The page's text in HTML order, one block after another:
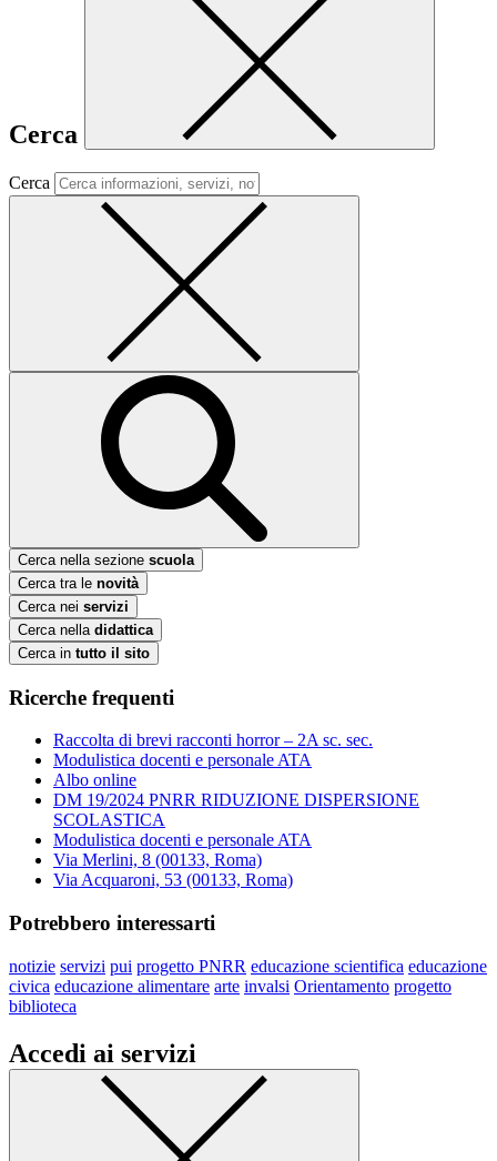
Cerca
Cerca
Cerca nella sezione scuola
Cerca tra le novità
Cerca nei servizi
Cerca nella didattica
Cerca in tutto il sito
Ricerche frequenti
Raccolta di brevi racconti horror – 2A sc. sec.
Modulistica docenti e personale ATA
Albo online
DM 19/2024 PNRR RIDUZIONE DISPERSIONE
SCOLASTICA
Modulistica docenti e personale ATA
Via Merlini, 8 (00133, Roma)
Via Acquaroni, 53 (00133, Roma)
Potrebbero interessarti
notizie servizi pui progetto PNRR educazione scientifica educazione
civica educazione alimentare arte invalsi Orientamento progetto
biblioteca
Accedi ai servizi